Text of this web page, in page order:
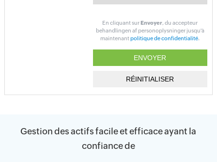
En cliquant surEnvoyer, du accepteur
behandlingen af personoplysninger jusqu'à
maintenantpolitique de confidentialité.
Gestion des actifs facile et efficace ayant la
confiance de